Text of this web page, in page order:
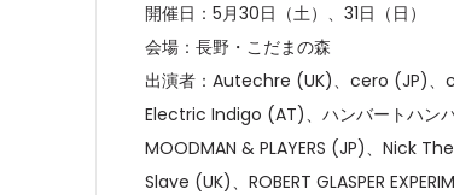
開催日：5月30日（土）、31日（日）
会場：長野・こだまの森
出演者：Autechre (UK)、cero (JP)
Electric Indigo (AT)、ハンバートハン
MOODMAN & PLAYERS (JP)、Nick
Slave (UK)、ROBERT GLASPER